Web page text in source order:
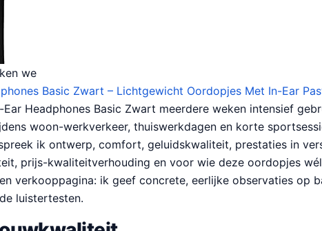
we
Basic Zwart – Lichtgewicht Oordopjes Met In-Ear
Headphones Basic Zwart meerdere weken intensief
woon-werkverkeer, thuiswerkdagen en korte
ik ontwerp, comfort, geluidskwaliteit, prestaties in
prijs-kwaliteitverhouding en voor wie deze oordopjes
verkooppagina: ik geef concrete, eerlijke observaties op
luistertesten.